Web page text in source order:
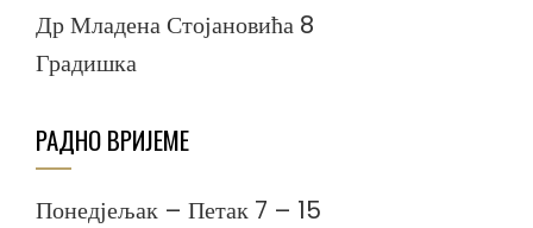
Др Младена Стојановића 8
Градишка
РАДНО ВРИЈЕМЕ
Понедјељак – Петак 7 – 15